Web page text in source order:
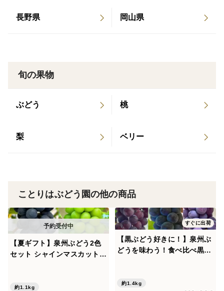
8月〜
※当園では、栽培期間中できるだけ農薬の散布を減らし
品質上問題はありませんので、おいしくお召し上がりい
ただけます。
※種無しで育てておりますが、稀に種が入ることがござ
います。
長野県 岡山県
旬の果物
ぶどう 桃
梨 ベリー
ことりはぶどう園の他の商品
【夏ギフト】泉州ぶどう2色
セット シャインマスカット＋
約1.1kg
すぐに出荷
【黒ぶどう好きに！】泉州ぶ
どうを味わう！食べ比べ黒ぶ
約1.4kg